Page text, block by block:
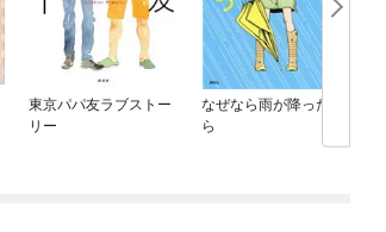
東京パパ友ラブストー
リー
なぜなら雨が降ったか
ら